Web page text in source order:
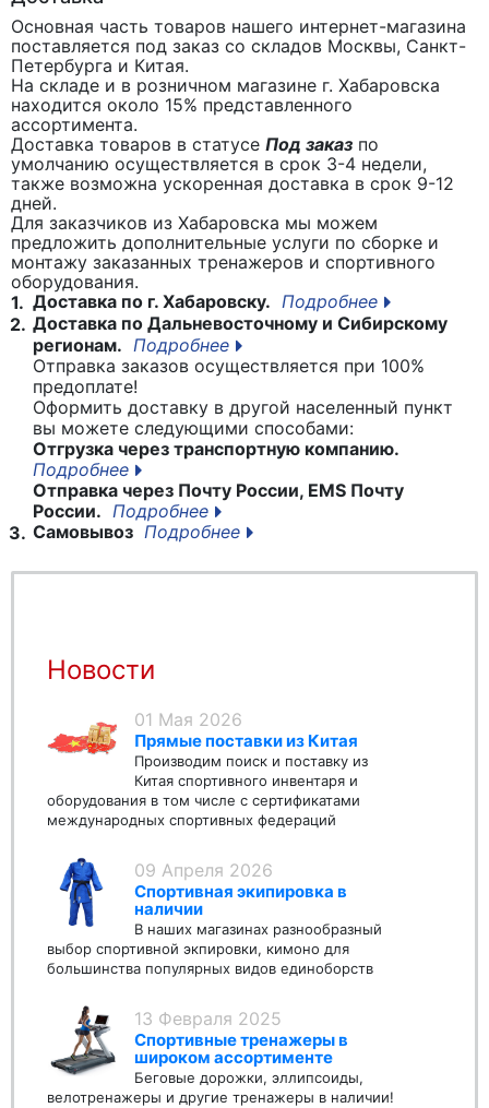
Основная часть товаров нашего интернет-магазина
поставляется под заказ со складов Москвы, Санкт-
Петербурга и Китая.
На складе и в розничном магазине г. Хабаровска
находится около 15% представленного
ассортимента.
Доставка товаров в статусе Под заказ по
умолчанию осуществляется в срок 3-4 недели,
также возможна ускоренная доставка в срок 9-12
дней.
Для заказчиков из Хабаровска мы можем
предложить дополнительные услуги по сборке и
монтажу заказанных тренажеров и спортивного
оборудования.
1. Доставка по г. Хабаровску. Подробнее
2. Доставка по Дальневосточному и Сибирскому
регионам. Подробнее
Отправка заказов осуществляется при 100%
предоплате!
Оформить доставку в другой населенный пункт
вы можете следующими способами:
Отгрузка через транспортную компанию.
Подробнее
Отправка через Почту России, EMS Почту
России. Подробнее
3. Самовывоз Подробнее
Новости
01 Мая 2026
Прямые поставки из Китая
Производим поиск и поставку из
Китая спортивного инвентаря и
оборудования в том числе с сертификатами
международных спортивных федераций
09 Апреля 2026
Спортивная экипировка в
наличии
В наших магазинах разнообразный
выбор спортивной экпировки, кимоно для
большинства популярных видов единоборств
13 Февраля 2025
Спортивные тренажеры в
широком ассортименте
Беговые дорожки, эллипсоиды,
велотренажеры и другие тренажеры в наличии!